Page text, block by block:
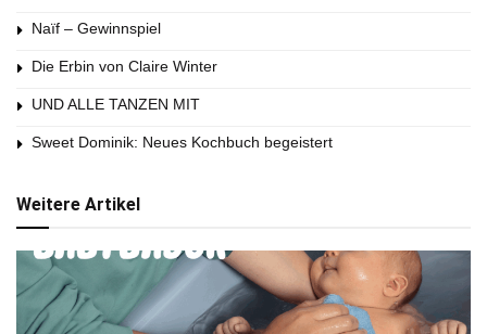
Naïf – Gewinnspiel
Die Erbin von Claire Winter
UND ALLE TANZEN MIT
Sweet Dominik: Neues Kochbuch begeistert
Weitere Artikel